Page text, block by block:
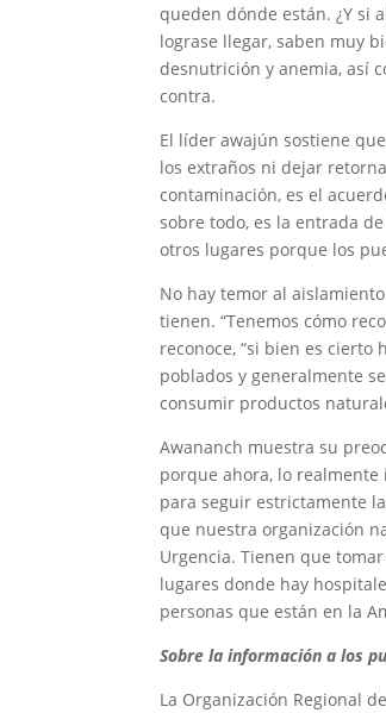
queden dónde están. ¿Y si
lograse llegar, saben muy
desnutrición y anemia, así
contra.
El líder awajún sostiene
los extraños ni dejar
contaminación, es el
sobre todo, es la entrada
otros lugares porque los
No hay temor al
tienen. “Tenemos cómo
reconoce, “si bien es
poblados y generalmente
consumir productos
Awananch muestra su
porque ahora, lo realmente
para seguir estrictamente
que nuestra organización
Urgencia. Tienen que
lugares donde hay
personas que están en la
Sobre la información a los
La Organización Regional